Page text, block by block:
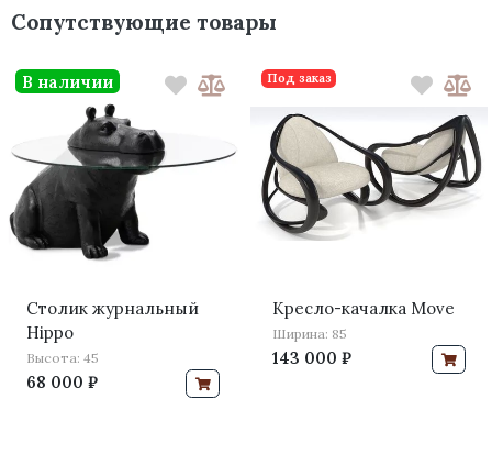
Сопутствующие товары
Столик журнальный
Hippo
Высота: 45
68 000 ₽
В наличии
Кресло-качалка Move
Ширина: 85
143 000 ₽
Под заказ